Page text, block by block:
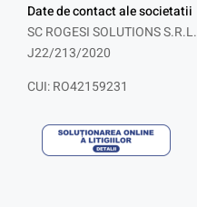
Date de contact ale societatii
SC ROGESI SOLUTIONS S.R.L.
J22/213/2020
CUI: RO42159231